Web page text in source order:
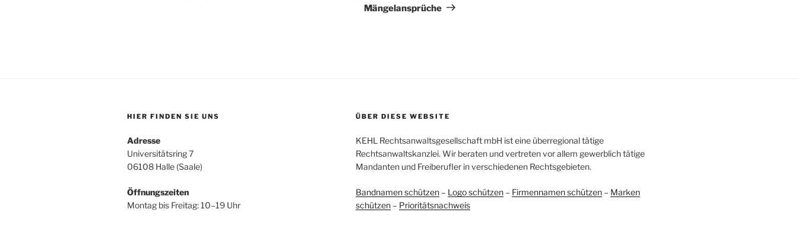
Mängelansprüche
HIER FINDEN SIE UNS
Adresse
Universitätsring 7
06108 Halle (Saale)
Öffnungszeiten
Montag bis Freitag: 10–19 Uhr
ÜBER DIESE WEBSITE
KEHL Rechtsanwaltsgesellschaft mbH ist eine überregional tätige
Rechtsanwaltskanzlei. Wir beraten und vertreten vor allem gewerblich tätige
Mandanten und Freiberufler in verschiedenen Rechtsgebieten.
Bandnamen schützen– Logo schützen– Firmennamen schützen– Marken
schützen– Prioritätsnachweis